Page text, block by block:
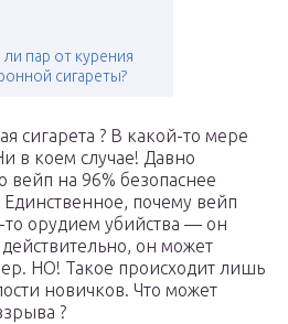
пар от курения
сигареты?
сигарета ? В какой-то мере
в коем случае! Давно
вейп на 96% безопаснее
Единственное, почему вейп
то орудием убийства — он
он может
НО! Такое происходит лишь
новичков. Что может
?